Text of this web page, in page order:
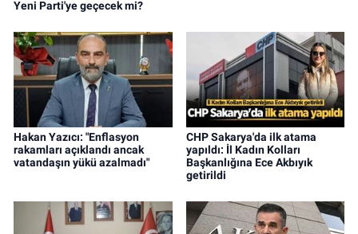
Yeni Parti'ye geçecek mi?
Hakan Yazıcı: "Enflasyon
rakamları açıklandı ancak
vatandaşın yükü azalmadı"
CHP Sakarya'da ilk atama
yapıldı: İl Kadın Kolları
Başkanlığına Ece Akbıyık
getirildi